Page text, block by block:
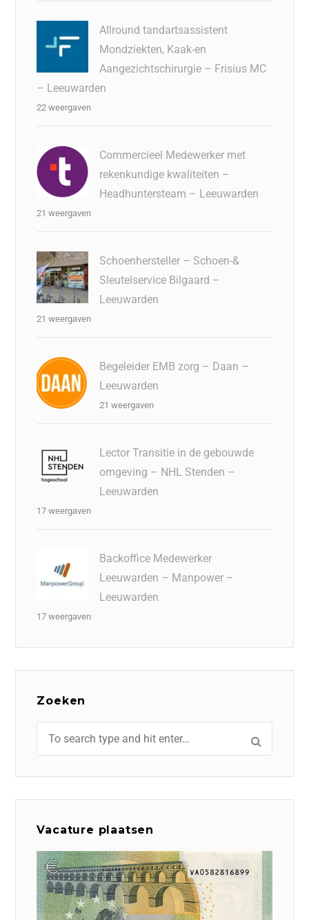
Allround tandartsassistent
Mondziekten, Kaak-en
Aangezichtschirurgie – Frisius MC
– Leeuwarden
22 weergaven
Commercieel Medewerker met
rekenkundige kwaliteiten –
Headhuntersteam – Leeuwarden
21 weergaven
Schoenhersteller – Schoen-&
Sleutelservice Bilgaard –
Leeuwarden
21 weergaven
Begeleider EMB zorg – Daan –
Leeuwarden
21 weergaven
Lector Transitie in de gebouwde
omgeving – NHL Stenden –
Leeuwarden
17 weergaven
Backoffice Medewerker
Leeuwarden – Manpower –
Leeuwarden
17 weergaven
Zoeken
Vacature plaatsen